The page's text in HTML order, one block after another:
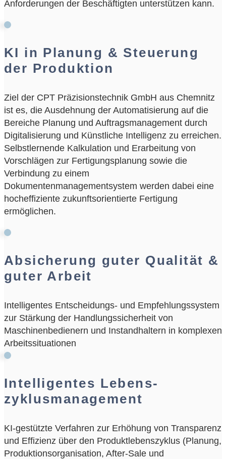
Anforderungen der Beschäftigten unterstützen kann.
KI in Planung & Steuerung
der Produktion
Ziel der CPT Präzisionstechnik GmbH aus Chemnitz
ist es, die Ausdehnung der Automatisierung auf die
Bereiche Planung und Auftragsmanagement durch
Digitalisierung und Künstliche Intelligenz zu erreichen.
Selbstlernende Kalkulation und Erarbeitung von
Vorschlägen zur Fertigungsplanung sowie die
Verbindung zu einem
Dokumentenmanagementsystem werden dabei eine
hocheffiziente zukunftsorientierte Fertigung
ermöglichen.
Absicherung guter Qualität &
guter Arbeit
Intelligentes Entscheidungs- und Empfehlungssystem
zur Stärkung der Handlungssicherheit von
Maschinenbedienern und Instandhaltern in komplexen
Arbeitssituationen
Intelligentes Lebens­
zyklusmanagement
KI-gestützte Verfahren zur Erhöhung von Transparenz
und Effizienz über den Produktlebenszyklus (Planung,
Produktionsorganisation, After-Sale und